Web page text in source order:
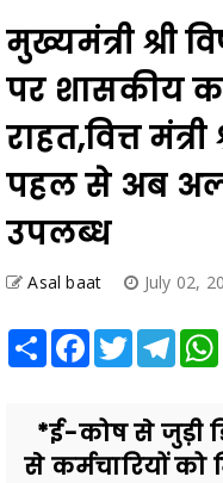
पर शासकीय
राहत,वित्त
पहल से अब
उपलब्ध
*ई-कोष से जुड़ी
सुरक्षित ऋण
जुलाई 202...